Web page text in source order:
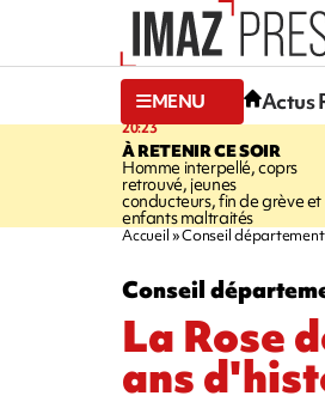
MENU Actus
20:23
À RETENIR CE SOIR
Homme interpellé, coprs
retrouvé, jeunes
conducteurs, fin de grève et
enfants maltraités
Accueil Conseil
Conseil
La Rose
ans